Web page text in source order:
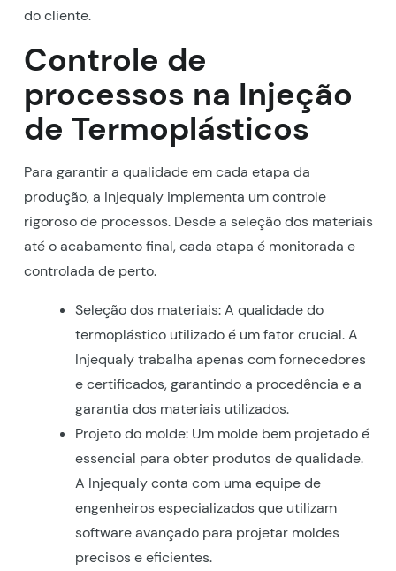
do cliente.
Controle de
processos na Injeção
de Termoplásticos
Para garantir a qualidade em cada etapa da
produção, a Injequaly implementa um controle
rigoroso de processos. Desde a seleção dos materiais
até o acabamento final, cada etapa é monitorada e
controlada de perto.
Seleção dos materiais: A qualidade do
termoplástico utilizado é um fator crucial. A
Injequaly trabalha apenas com fornecedores
e certificados, garantindo a procedência e a
garantia dos materiais utilizados.
Projeto do molde: Um molde bem projetado é
essencial para obter produtos de qualidade.
A Injequaly conta com uma equipe de
engenheiros especializados que utilizam
software avançado para projetar moldes
precisos e eficientes.